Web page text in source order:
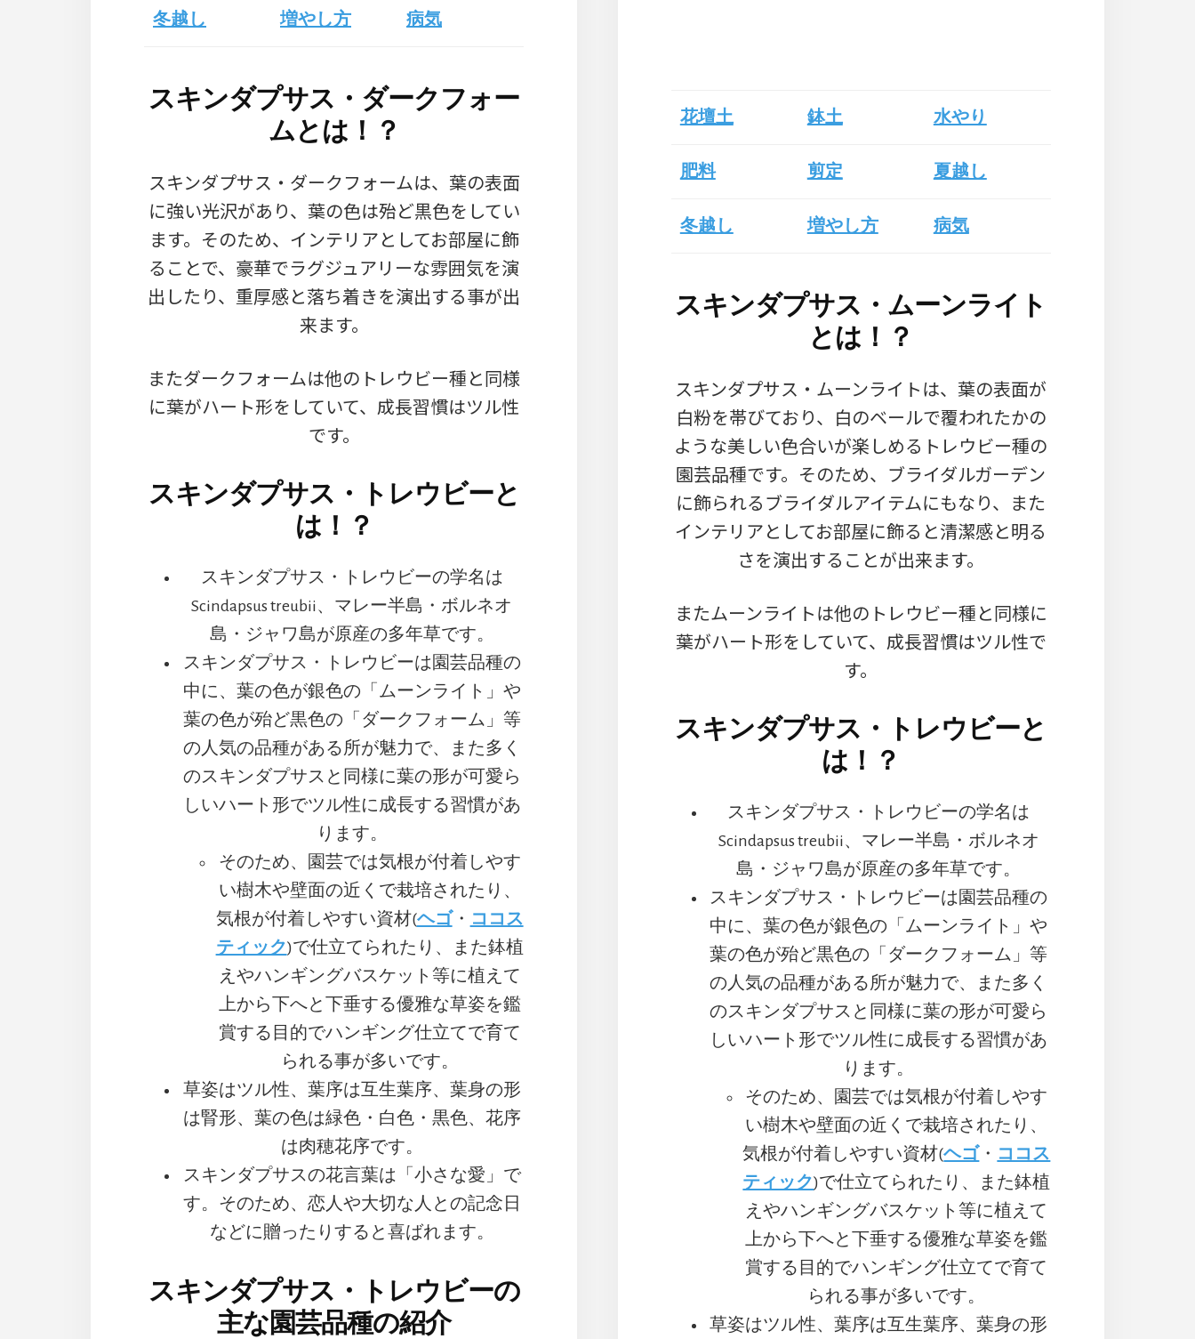
冬越し 増やし方 病気
スキンダプサス・ダークフォー
ムとは！？
スキンダプサス・ダークフォームは、葉の表面
に強い光沢があり、葉の色は殆ど黒色をしてい
ます。そのため、インテリアとしてお部屋に飾
ることで、豪華でラグジュアリーな雰囲気を演
出したり、重厚感と落ち着きを演出する事が出
来ます。
またダークフォームは他のトレウビー種と同様
に葉がハート形をしていて、成長習慣はツル性
です。
スキンダプサス・トレウビーと
は！？
スキンダプサス・トレウビーの学名は
Scindapsus treubii、マレー半島・ボルネオ
島・ジャワ島が原産の多年草です。
スキンダプサス・トレウビーは園芸品種の
中に、葉の色が銀色の「ムーンライト」や
葉の色が殆ど黒色の「ダークフォーム」等
の人気の品種がある所が魅力で、また多く
のスキンダプサスと同様に葉の形が可愛ら
しいハート形でツル性に成長する習慣があ
ります。
そのため、園芸では気根が付着しやす
い樹木や壁面の近くで栽培されたり、
気根が付着しやすい資材(ヘゴ・ ココス
ティック)で仕立てられたり、また鉢植
えやハンギングバスケット等に植えて
上から下へと下垂する優雅な草姿を鑑
賞する目的でハンギング仕立てで育て
られる事が多いです。
草姿はツル性、葉序は互生葉序、葉身の形
は腎形、葉の色は緑色・白色・黒色、花序
は肉穂花序です。
スキンダプサスの花言葉は「小さな愛」で
す。そのため、恋人や大切な人との記念日
などに贈ったりすると喜ばれます。
スキンダプサス・トレウビーの
主な園芸品種の紹介
花壇土 鉢土 水やり
肥料 剪定 夏越し
冬越し 増やし方 病気
スキンダプサス・ムーンライト
とは！？
スキンダプサス・ムーンライトは、葉の表面が
白粉を帯びており、白のベールで覆われたかの
ような美しい色合いが楽しめるトレウビー種の
園芸品種です。そのため、ブライダルガーデン
に飾られるブライダルアイテムにもなり、また
インテリアとしてお部屋に飾ると清潔感と明る
さを演出することが出来ます。
またムーンライトは他のトレウビー種と同様に
葉がハート形をしていて、成長習慣はツル性で
す。
スキンダプサス・トレウビーと
は！？
スキンダプサス・トレウビーの学名は
Scindapsus treubii、マレー半島・ボルネオ
島・ジャワ島が原産の多年草です。
スキンダプサス・トレウビーは園芸品種の
中に、葉の色が銀色の「ムーンライト」や
葉の色が殆ど黒色の「ダークフォーム」等
の人気の品種がある所が魅力で、また多く
のスキンダプサスと同様に葉の形が可愛ら
しいハート形でツル性に成長する習慣があ
ります。
そのため、園芸では気根が付着しやす
い樹木や壁面の近くで栽培されたり、
気根が付着しやすい資材(ヘゴ・ ココス
ティック)で仕立てられたり、また鉢植
えやハンギングバスケット等に植えて
上から下へと下垂する優雅な草姿を鑑
賞する目的でハンギング仕立てで育て
られる事が多いです。
草姿はツル性、葉序は互生葉序、葉身の形